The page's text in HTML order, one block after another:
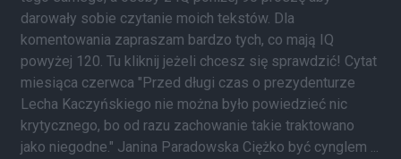
darowały sobie czytanie moich tekstów. Dla
komentowania zapraszam bardzo tych, co mają IQ
powyżej 120. Tu kliknij jeżeli chcesz się sprawdzić! Cytat
miesiąca czerwca "Przed długi czas o prezydenturze
Lecha Kaczyńskiego nie można było powiedzieć nic
krytycznego, bo od razu zachowanie takie traktowano
jako niegodne." Janina Paradowska Ciężko być cynglem ...